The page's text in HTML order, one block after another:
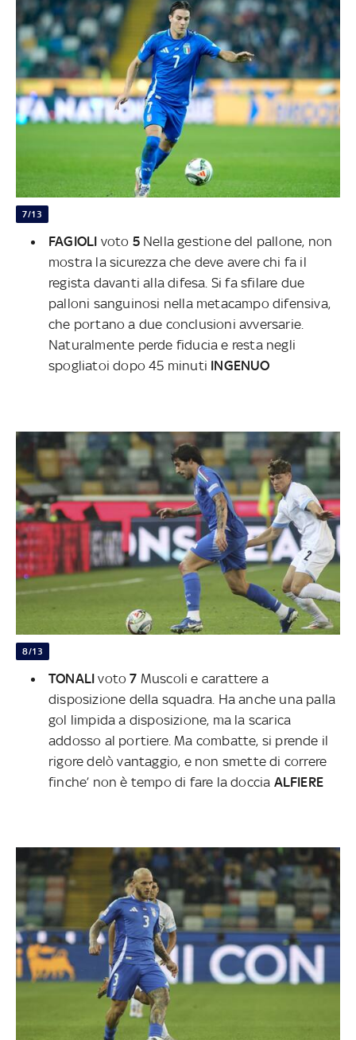
7/13
FAGIOLI voto 5 Nella gestione del pallone, non
mostra la sicurezza che deve avere chi fa il
regista davanti alla difesa. Si fa sfilare due
palloni sanguinosi nella metacampo difensiva,
che portano a due conclusioni avversarie.
Naturalmente perde fiducia e resta negli
spogliatoi dopo 45 minuti INGENUO
8/13
TONALIvoto 7 Muscoli e carattere a
disposizione della squadra. Ha anche una palla
gol limpida a disposizione, ma la scarica
addosso al portiere. Ma combatte, si prende il
rigore delò vantaggio, e non smette di correre
finche’ non è tempo di fare la doccia ALFIERE